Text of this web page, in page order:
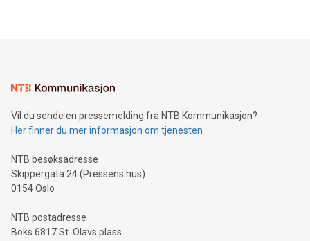
Vil du sende en pressemelding fra NTB Kommunikasjon?
Her finner du mer informasjon om tjenesten
NTB besøksadresse
Skippergata 24 (Pressens hus)
0154 Oslo
NTB postadresse
Boks 6817 St. Olavs plass